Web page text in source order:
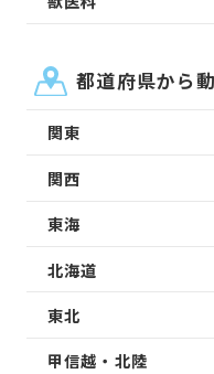
都道府県から
関東
関西
東海
北海道
東北
甲信越・北陸